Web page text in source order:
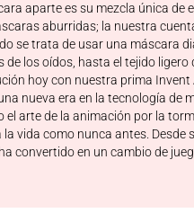
aparte es su mezcla única
aburridas; la nuestra
se trata de usar una máscara
los oídos, hasta el tejido
hoy con nuestra prima
nueva era en la tecnología
arte de la animación por la
vida como nunca antes.
convertido en un cambio de